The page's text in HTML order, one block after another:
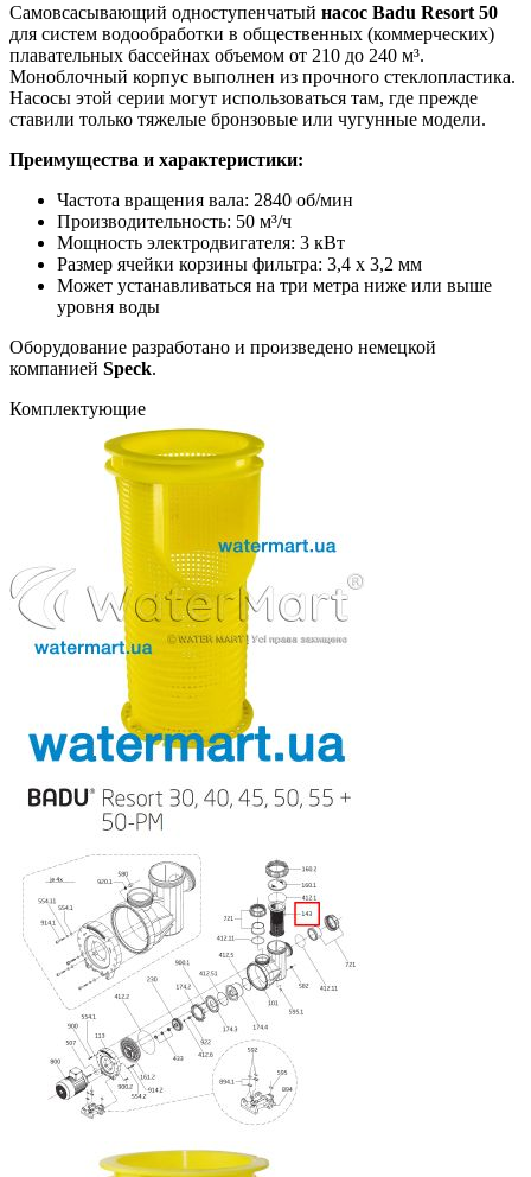
Самовсасывающий одноступенчатый насос Badu Resort 50
для систем водообработки в общественных (коммерческих)
плавательных бассейнах объемом от 210 до 240 м³.
Моноблочный корпус выполнен из прочного стеклопластика.
Насосы этой серии могут использоваться там, где прежде
ставили только тяжелые бронзовые или чугунные модели.
Преимущества и характеристики:
Частота вращения вала: 2840 об/мин
Производительность: 50 м³/ч
Мощность электродвигателя: 3 кВт
Размер ячейки корзины фильтра: 3,4 х 3,2 мм
Может устанавливаться на три метра ниже или выше
уровня воды
Оборудование разработано и произведено немецкой
компанией Speck.
Комплектующие